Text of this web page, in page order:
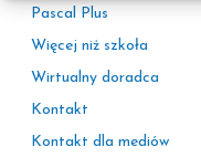
Pascal Plus
Więcej niż szkoła
Wirtualny doradca
Kontakt
Kontakt dla mediów